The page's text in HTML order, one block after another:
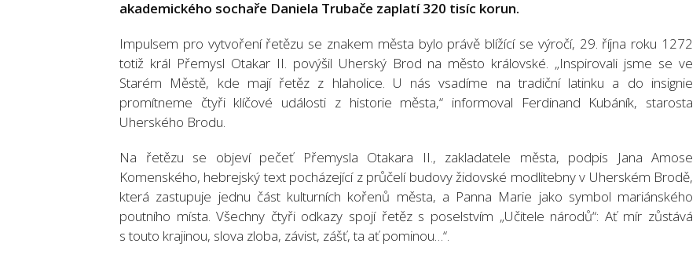
akademického sochaře Daniela Trubače zaplatí 320 tisíc korun.
Impulsem pro vytvoření řetězu se znakem města bylo právě blížící se výročí, 29. října roku 1272
totiž král Přemysl Otakar II. povýšil Uherský Brod na město královské. „Inspirovali jsme se ve
Starém Městě, kde mají řetěz z hlaholice. U nás vsadíme na tradiční latinku a do insignie
promítneme čtyři klíčové události z historie města,“ informoval Ferdinand Kubáník, starosta
Uherského Brodu.
Na řetězu se objeví pečeť Přemysla Otakara II., zakladatele města, podpis Jana Amose
Komenského, hebrejský text pocházející z průčelí budovy židovské modlitebny v Uherském Brodě,
která zastupuje jednu část kulturních kořenů města, a Panna Marie jako symbol mariánského
poutního místa. Všechny čtyři odkazy spojí řetěz s poselstvím „Učitele národů“: Ať mír zůstává
s touto krajinou, slova zloba, závist, zášť, ta ať pominou…“.